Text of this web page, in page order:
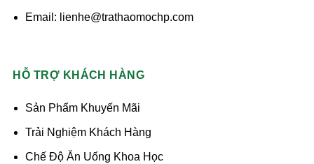
Email: lienhe@trathaomochp.com
HỖ TRỢ KHÁCH HÀNG
Sản Phẩm Khuyến Mãi
Trải Nghiệm Khách Hàng
Chế Độ Ăn Uống Khoa Học